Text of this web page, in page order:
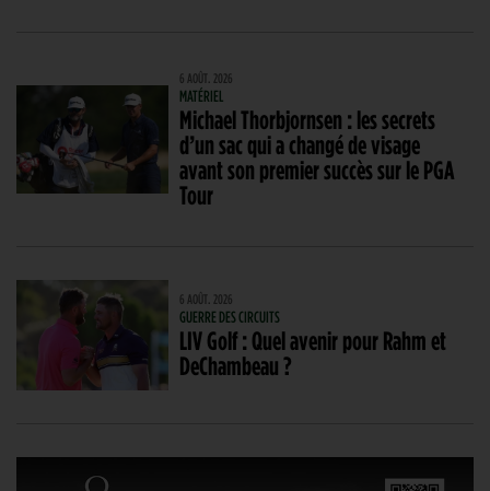
6 AOÛT. 2026
MATÉRIEL
Michael Thorbjornsen : les secrets
d’un sac qui a changé de visage
avant son premier succès sur le PGA
Tour
6 AOÛT. 2026
GUERRE DES CIRCUITS
LIV Golf : Quel avenir pour Rahm et
DeChambeau ?